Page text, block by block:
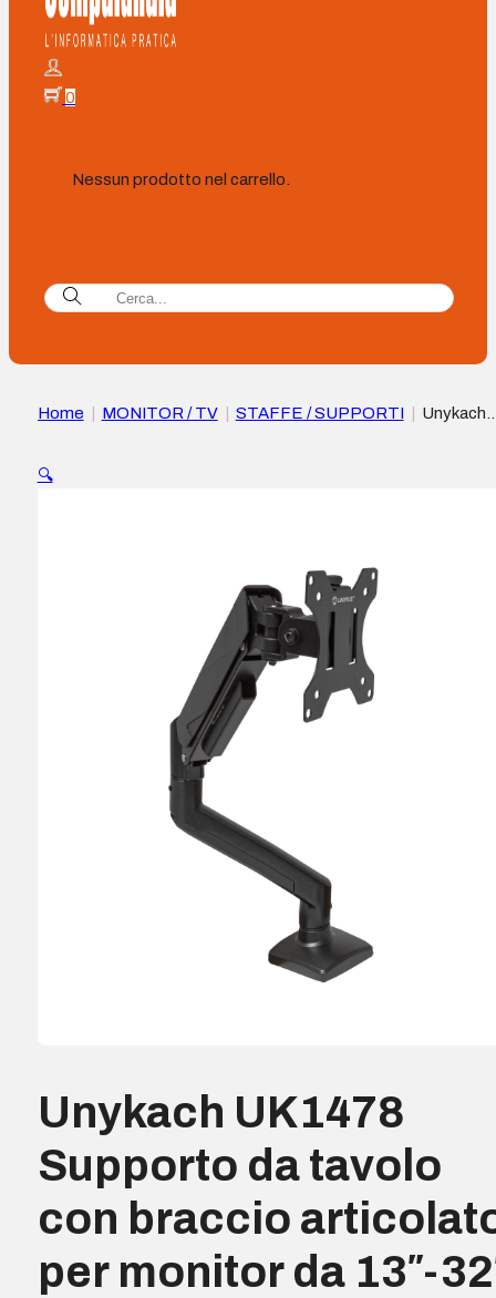
0
Nessun prodotto nel carrello.
Home MONITOR / TV STAFFE / SUPPORTI
Unykach
da 13″-32″ – Girevole, molla a gas – Gestione cavi – Peso max
🔍
Unykach UK1478
Supporto da tavolo
con braccio
per monitor da 13″-